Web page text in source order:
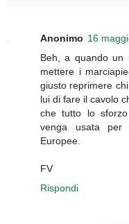
Anonimo 16
Beh, a quando un
mettere i
giusto reprimere
lui di fare il cavolo
che tutto lo
venga usata per
Europee.
FV
Rispondi